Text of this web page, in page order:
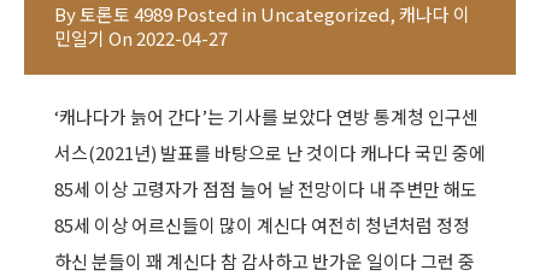
By토론토 4989Posted in Uncategorized,캐나다 이
민일기 On2022-04-27
‘캐나다가 늙어 간다’는 기사를 보았다 연방 통계청 인구센
서스(2021년) 발표를 바탕으로 난 것이다 캐나다 국민 중에
85세 이상 고령자가 점점 늘어 날 전망이다 내 주변만 해도
85세 이상 어르신들이 많이 계신다 여전히 청년처럼 정정
하신 분들이 꽤 계신다 참 감사하고 반가운 일이다 그런 중